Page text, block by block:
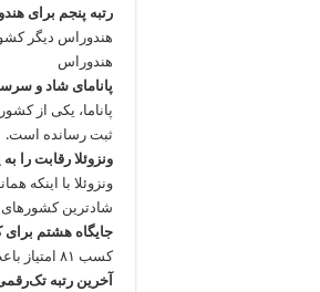
رتبه پنجم برای
هندوراس
پانامای شاد و
ثبت رسانده است.
ونزوئلا رقابت را به
شادترین
جایگاه هشتم برای
کسب ۸۱ امتیاز باعث شد تا کستاریکا نامش را در رتبه هشتم این جدول ببیند.
آخرین رتبه